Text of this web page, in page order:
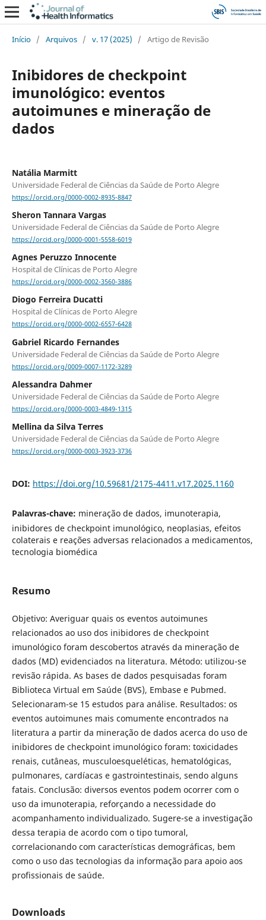
Início / Arquivos / v. 17 (2025) / Artigo de Revisão
Inibidores de checkpoint
imunológico: eventos
autoimunes e mineração de
dados
Natália Marmitt
Universidade Federal de Ciências da Saúde de Porto Alegre
https://orcid.org/0000-0002-8935-8847
Sheron Tannara Vargas
Universidade Federal de Ciências da Saúde de Porto Alegre
https://orcid.org/0000-0001-5558-6019
Agnes Peruzzo Innocente
Hospital de Clínicas de Porto Alegre
https://orcid.org/0000-0002-3560-3886
Diogo Ferreira Ducatti
Hospital de Clínicas de Porto Alegre
https://orcid.org/0000-0002-6557-6428
Gabriel Ricardo Fernandes
Universidade Federal de Ciências da Saúde de Porto Alegre
https://orcid.org/0009-0007-1172-3289
Alessandra Dahmer
Universidade Federal de Ciências da Saúde de Porto Alegre
https://orcid.org/0000-0003-4849-1315
Mellina da Silva Terres
Universidade Federal de Ciências da Saúde de Porto Alegre
https://orcid.org/0000-0003-3923-3736
DOI: https://doi.org/10.59681/2175-4411.v17.2025.1160
Palavras-chave: mineração de dados, imunoterapia,
inibidores de checkpoint imunológico, neoplasias, efeitos
colaterais e reações adversas relacionados a medicamentos,
tecnologia biomédica
Resumo
Objetivo: Averiguar quais os eventos autoimunes
relacionados ao uso dos inibidores de checkpoint
imunológico foram descobertos através da mineração de
dados (MD) evidenciados na literatura. Método: utilizou-se
revisão rápida. As bases de dados pesquisadas foram
Biblioteca Virtual em Saúde (BVS), Embase e Pubmed.
Selecionaram-se 15 estudos para análise. Resultados: os
eventos autoimunes mais comumente encontrados na
literatura a partir da mineração de dados acerca do uso de
inibidores de checkpoint imunológico foram: toxicidades
renais, cutâneas, musculoesqueléticas, hematológicas,
pulmonares, cardíacas e gastrointestinais, sendo alguns
fatais. Conclusão: diversos eventos podem ocorrer com o
uso da imunoterapia, reforçando a necessidade do
acompanhamento individualizado. Sugere-se a investigação
dessa terapia de acordo com o tipo tumoral,
correlacionando com características demográficas, bem
como o uso das tecnologias da informação para apoio aos
profissionais de saúde.
Downloads